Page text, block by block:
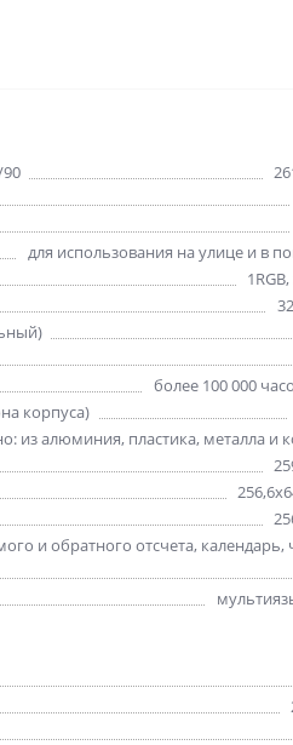
для использования на улице и в
более 100 000
корпуса)
из алюминия, пластика, металла и
и обратного отсчета, календарь,